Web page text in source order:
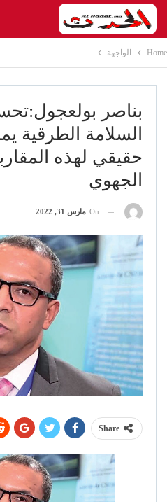
Home الواجهة
بناصر
السلامة الطرقية
حقيقي لهذه
الجهوي
On مارس 31, 2022
Share